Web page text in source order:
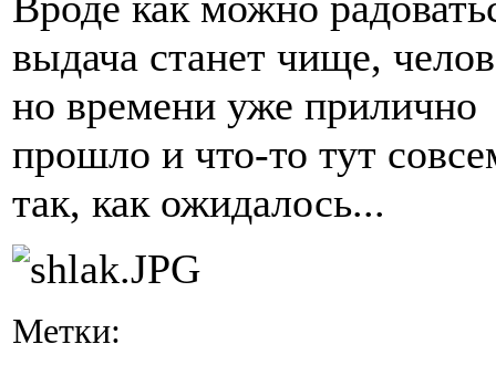
выдача станет чище,
но времени уже прилично
прошло и что-то тут
так, как ожидалось...
Метки: